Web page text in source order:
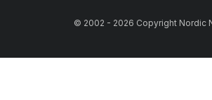
© 2002 - 2026 Copyright Nordic